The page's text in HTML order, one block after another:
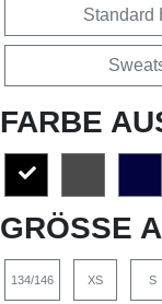
Standard
FARBE
GRÖSSE
134/146 XS S